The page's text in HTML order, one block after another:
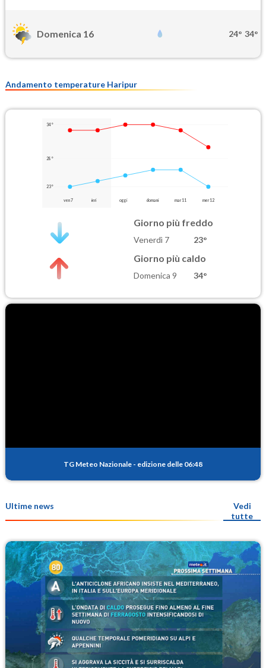
Domenica 16 24° 34°
Andamento temperature Haripur
34°
28°
23°
ven 7 ieri oggi domani mar 11 mer 12
Giorno più freddo
Venerdì 7 23°
Giorno più caldo
Domenica 9 34°
TG Meteo Nazionale - edizione delle 06:48
Ultime news
Vedi
tutte